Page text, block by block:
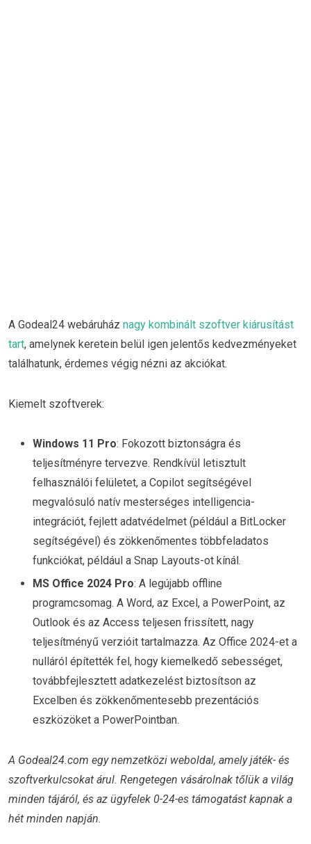
A Godeal24 webáruház nagy kombinált szoftver kiárusítást
tart, amelynek keretein belül igen jelentős kedvezményeket
találhatunk, érdemes végig nézni az akciókat.
Kiemelt szoftverek:
Windows 11 Pro: Fokozott biztonságra és
teljesítményre tervezve. Rendkívül letisztult
felhasználói felületet, a Copilot segítségével
megvalósuló natív mesterséges intelligencia-
integrációt, fejlett adatvédelmet (például a BitLocker
segítségével) és zökkenőmentes többfeladatos
funkciókat, például a Snap Layouts-ot kínál.
MS Office 2024 Pro: A legújabb offline
programcsomag. A Word, az Excel, a PowerPoint, az
Outlook és az Access teljesen frissített, nagy
teljesítményű verzióit tartalmazza. Az Office 2024-et a
nulláról építették fel, hogy kiemelkedő sebességet,
továbbfejlesztett adatkezelést biztosítson az
Excelben és zökkenőmentesebb prezentációs
eszközöket a PowerPointban.
A Godeal24.com egy nemzetközi weboldal, amely játék- és
szoftverkulcsokat árul. Rengetegen vásárolnak tőlük a világ
minden tájáról, és az ügyfelek 0-24-es támogatást kapnak a
hét minden napján.